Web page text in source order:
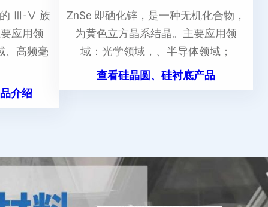
的 Ⅲ-Ⅴ 族
应用领
、高频毫
介绍
ZnSe 即硒化锌，是一种无机化合物，
为黄色立方晶系结晶。主要应用领
域：光学领域，、半导体领域；
查看硅晶圆、硅衬底产品